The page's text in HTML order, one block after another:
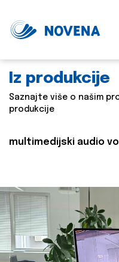
Iz produkcije
Saznajte više o našim
produkcije
multimedijski audio